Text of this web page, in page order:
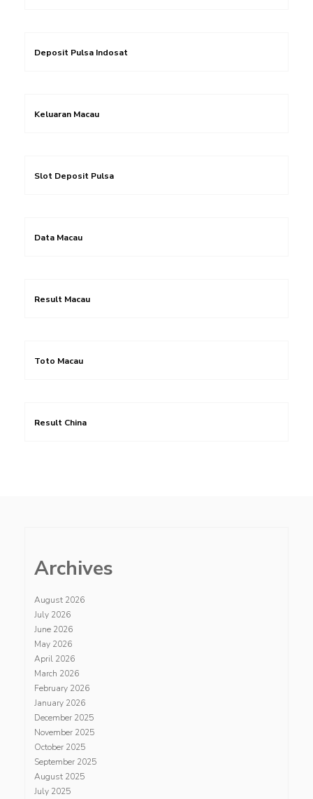
Deposit Pulsa Indosat
Keluaran Macau
Slot Deposit Pulsa
Data Macau
Result Macau
Toto Macau
Result China
Archives
August 2026
July 2026
June 2026
May 2026
April 2026
March 2026
February 2026
January 2026
December 2025
November 2025
October 2025
September 2025
August 2025
July 2025